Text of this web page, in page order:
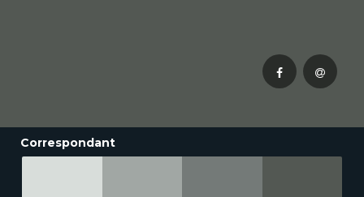
Correspondant